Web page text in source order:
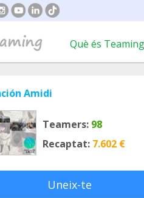
Què és
Amidi
Teamers: 98
Recaptat: 7.602 €
Uneix-te